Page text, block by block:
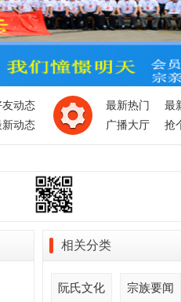
友动态
新动态
最新热门 最
广播大厅
抢
相关分类
阮氏文化 宗族要闻